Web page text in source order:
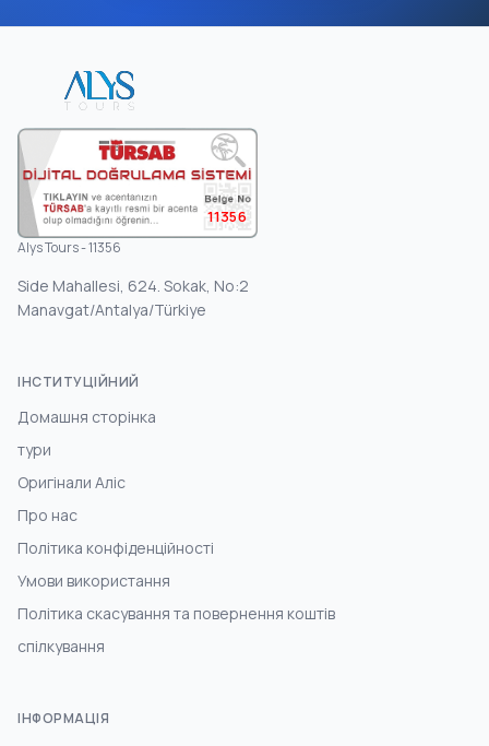
11356
Alys Tours - 11356
Side Mahallesi, 624. Sokak, No:2
Manavgat/Antalya/Türkiye
ІНСТИТУЦІЙНИЙ
Домашня сторінка
тури
Оригінали Аліс
Про нас
Політика конфіденційності
Умови використання
Політика скасування та повернення коштів
спілкування
ІНФОРМАЦІЯ